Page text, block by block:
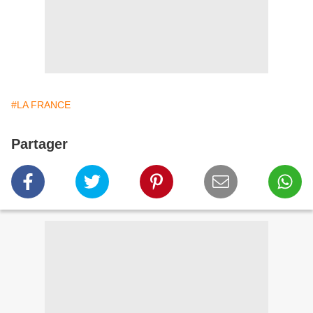
#LA FRANCE
Partager